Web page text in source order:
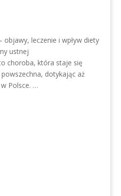
objawy, leczenie i wpływ diety
ustnej
choroba, która staje się
dotykając aż
Polsce. …